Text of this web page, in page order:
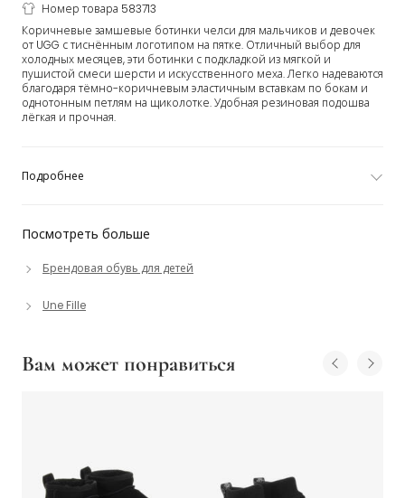
Посмотреть больше
Брендовая обувь для детей
Une Fille
Номер товара 583713
Коричневые замшевые ботинки челси для мальчиков и девочек
от UGG с тиснённым логотипом на пятке. Отличный выбор для
холодных месяцев, эти ботинки с подкладкой из мягкой и
пушистой смеси шерсти и искусственного меха. Легко надеваются
благодаря тёмно-коричневым эластичным вставкам по бокам и
однотонным петлям на щиколотке. Удобная резиновая подошва
лёгкая и прочная.
Подробнее
Вам может понравиться